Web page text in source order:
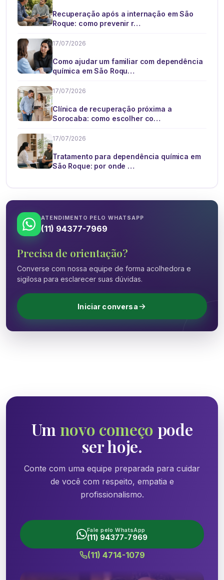
Recuperação após a internação em São
Roque: como prevenir r…
17/07/2026
Como ajudar um familiar com dependência
química em São Roqu…
17/07/2026
Clínica de recuperação próxima a
Sorocaba: como escolher co…
17/07/2026
Tratamento para dependência química em
São Roque: por onde …
ATENDIMENTO PELO WHATSAPP
(11) 94377-7969
Precisa de orientação?
Converse com nossa equipe de forma acolhedora e
sigilosa para esclarecer suas dúvidas.
Iniciar conversa
Um novo começo pode
ser hoje.
Conte com uma equipe preparada para cuidar
de você com respeito, empatia e
profissionalismo.
Fale pelo WhatsApp
(11) 94377-7969
(11) 4714-1079